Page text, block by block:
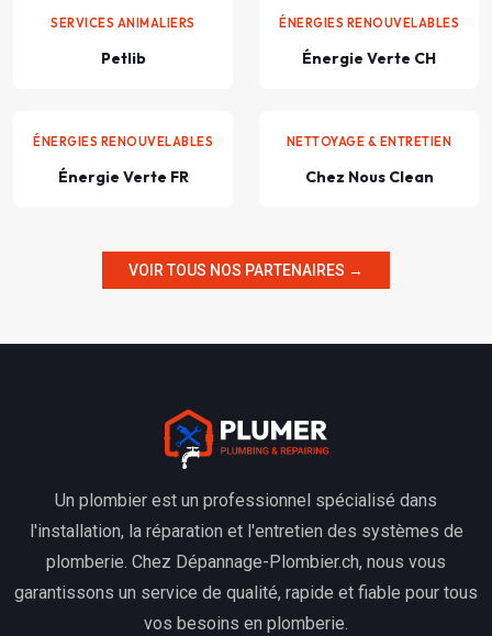
SERVICES ANIMALIERS
Petlib
ÉNERGIES RENOUVELABLES
Énergie Verte CH
ÉNERGIES RENOUVELABLES
Énergie Verte FR
NETTOYAGE & ENTRETIEN
Chez Nous Clean
VOIR TOUS NOS PARTENAIRES →
Un plombier est un professionnel spécialisé dans
l'installation, la réparation et l'entretien des systèmes de
plomberie. Chez Dépannage-Plombier.ch, nous vous
garantissons un service de qualité, rapide et fiable pour tous
vos besoins en plomberie.